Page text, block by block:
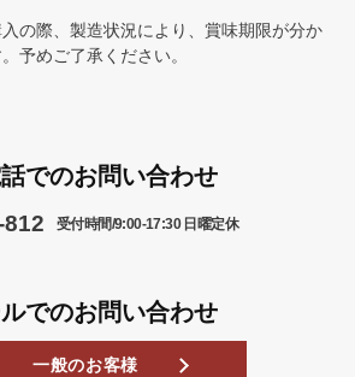
の際、製造状況により、賞味期限が分か
予めご了承ください。
でのお問い合わせ
受付時間/9:00-17:30 日曜定休
でのお問い合わせ
一般のお客様